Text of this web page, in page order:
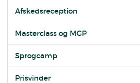
Afskedsreception
Masterclass og MGP
Sprogcamp
Prisvinder